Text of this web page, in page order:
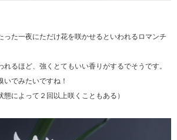
った一夜にただけ花を咲かせるといわれるロマンチ
るほど、強くとてもいい香りがするでそうです。
いでみたいですね！
態によって２回以上咲くこともある）